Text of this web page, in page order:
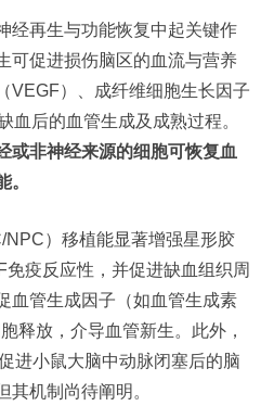
经再生与功能恢复中起关键作
可促进损伤脑区的血流与营养
VEGF）、成纤维细胞生长因子
血后的血管生成及成熟过程。
或非神经来源的细胞可恢复血
。
）移植能显著增强星形胶
疫反应性，并促进缺血组织周
血管生成因子（如血管生成素
释放，介导血管新生。此外，
进小鼠大脑中动脉闭塞后的脑
其机制尚待阐明。